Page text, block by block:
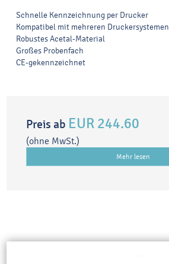
Schnelle Kennzeichnung per Drucker
Kompatibel mit mehreren Druckersystemen
Robustes Acetal-Material
Großes Probenfach
CE-gekennzeichnet
Preis ab EUR 244.60
(ohne MwSt.)
Mehr lesen